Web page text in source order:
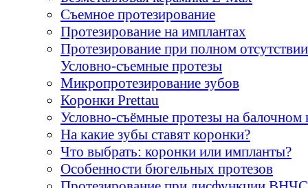
Cъемное протезирование
Протезирование на имплантах
Протезирование при полном
Условно-съемные протезы
Микропротезирование зубов
Коронки Prettau
Условно-съёмные протезы на балочном
На какие зубы ставят коронки?
Что выбрать: коронки или импланты?
Особенности бюгельных протезов